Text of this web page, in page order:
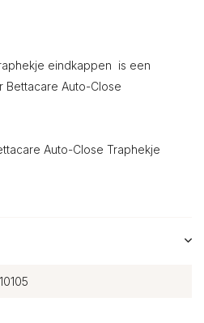
eindkappen is een
Auto-Close
Auto-Close Traphekje
10105